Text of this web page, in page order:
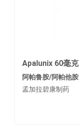
Apalunix 60毫克
阿帕鲁胺/阿帕他胺
孟加拉碧康制药